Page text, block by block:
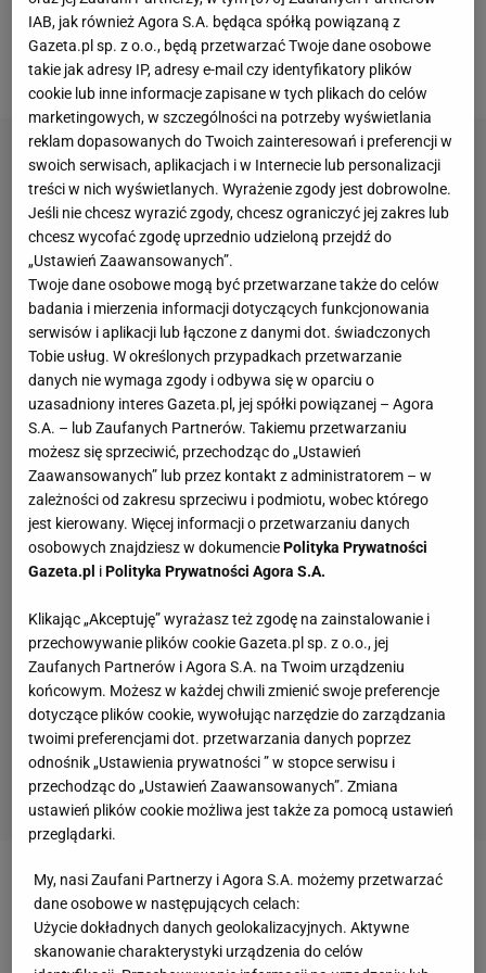
zwiększyć, ponieważ drużyna Jurgena Kloppa
sensacyjnie zremisowała na własnym stadionie z
Tottenhamem 1:1.
Zobacz wideoWisła nad przepaścią. Brzęczek:
Jakbym nie był optymistą, to musiałbym
zrezygnować z pracy
IAB, jak również Agora S.A. będąca spółką powiązaną z
Gazeta.pl sp. z o.o., będą przetwarzać Twoje dane osobowe
takie jak adresy IP, adresy e-mail czy identyfikatory plików
cookie lub inne informacje zapisane w tych plikach do celów
marketingowych, w szczególności na potrzeby wyświetlania
reklam dopasowanych do Twoich zainteresowań i preferencji w
swoich serwisach, aplikacjach i w Internecie lub personalizacji
treści w nich wyświetlanych. Wyrażenie zgody jest dobrowolne.
Jeśli nie chcesz wyrazić zgody, chcesz ograniczyć jej zakres lub
chcesz wycofać zgodę uprzednio udzieloną przejdź do
„Ustawień Zaawansowanych”.
Twoje dane osobowe mogą być przetwarzane także do celów
badania i mierzenia informacji dotyczących funkcjonowania
serwisów i aplikacji lub łączone z danymi dot. świadczonych
Tobie usług. W określonych przypadkach przetwarzanie
danych nie wymaga zgody i odbywa się w oparciu o
uzasadniony interes Gazeta.pl, jej spółki powiązanej – Agora
S.A. – lub Zaufanych Partnerów. Takiemu przetwarzaniu
możesz się sprzeciwić, przechodząc do „Ustawień
Zaawansowanych” lub przez kontakt z administratorem – w
zależności od zakresu sprzeciwu i podmiotu, wobec którego
jest kierowany. Więcej informacji o przetwarzaniu danych
osobowych znajdziesz w dokumenciePolityka Prywatności
Gazeta.pl iPolityka Prywatności Agora S.A.
Klikając „Akceptuję” wyrażasz też zgodę na zainstalowanie i
przechowywanie plików cookie Gazeta.pl sp. z o.o., jej
Zaufanych Partnerów i Agora S.A. na Twoim urządzeniu
końcowym. Możesz w każdej chwili zmienić swoje preferencje
dotyczące plików cookie, wywołując narzędzie do zarządzania
twoimi preferencjami dot. przetwarzania danych poprzez
odnośnik „Ustawienia prywatności ” w stopce serwisu i
przechodząc do „Ustawień Zaawansowanych”. Zmiana
ustawień plików cookie możliwa jest także za pomocą ustawień
przeglądarki.
My, nasi Zaufani Partnerzy i Agora S.A. możemy przetwarzać
dane osobowe w następujących celach:
Użycie dokładnych danych geolokalizacyjnych. Aktywne
skanowanie charakterystyki urządzenia do celów